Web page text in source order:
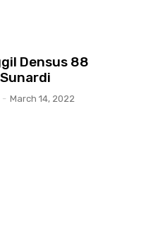
Densus 88
- March 14, 2022